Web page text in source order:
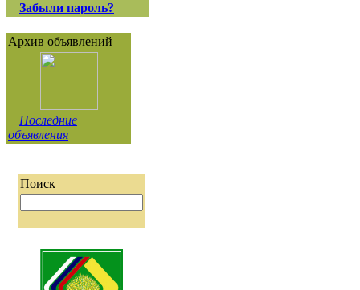
Забыли пароль?
Архив объявлений
Последние
объявления
Поиск